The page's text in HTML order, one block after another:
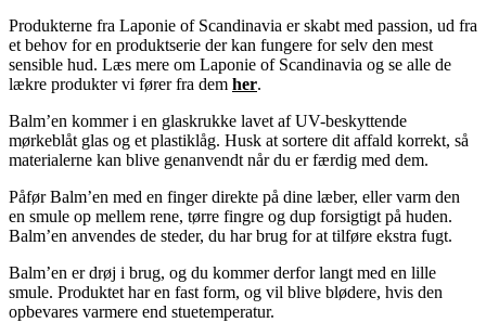
Produkterne fra Laponie of Scandinavia er skabt med passion, ud fra
et behov for en produktserie der kan fungere for selv den mest
sensible hud. Læs mere om Laponie of Scandinavia og se alle de
lækre produkter vi fører fra dem her.
Balm’en kommer i en glaskrukke lavet af UV-beskyttende
mørkeblåt glas og et plastiklåg. Husk at sortere dit affald korrekt, så
materialerne kan blive genanvendt når du er færdig med dem.
Påfør Balm’en med en finger direkte på dine læber, eller varm den
en smule op mellem rene, tørre fingre og dup forsigtigt på huden.
Balm’en anvendes de steder, du har brug for at tilføre ekstra fugt.
Balm’en er drøj i brug, og du kommer derfor langt med en lille
smule. Produktet har en fast form, og vil blive blødere, hvis den
opbevares varmere end stuetemperatur.